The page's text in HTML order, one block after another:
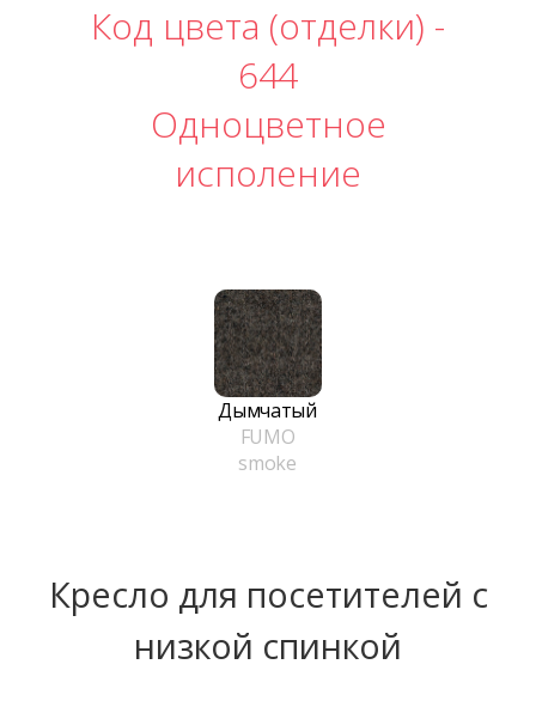
Код цвета (отделки) -
644
Одноцветное
исполение
Дымчатый
FUMO
smoke
Кресло для посетителей с
низкой спинкой